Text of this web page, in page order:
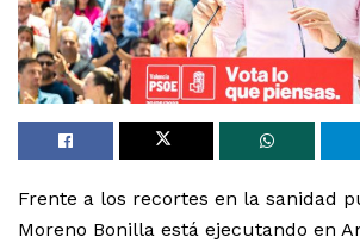
Frente a los recortes en la sanidad
Moreno Bonilla está ejecutando en